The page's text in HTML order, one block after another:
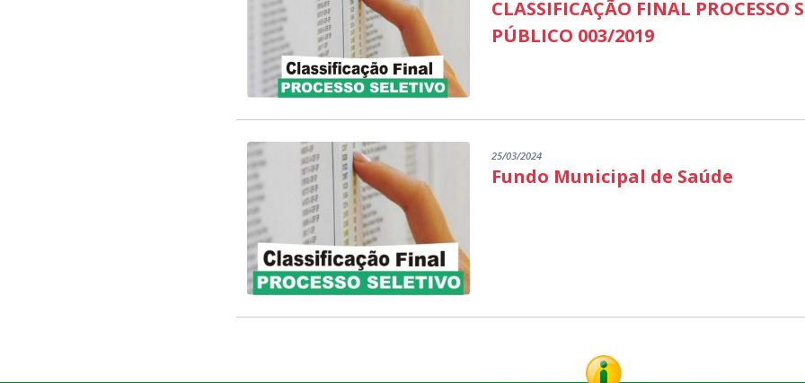
CLASSIFICAÇÃO FINAL PROCESSO
PÚBLICO 003/2019
25/03/2024
Fundo Municipal de Saúde